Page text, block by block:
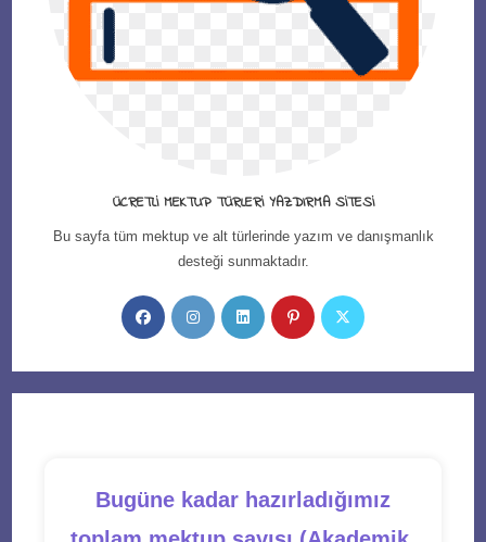
ÜCRETLI MEKTUP TÜRLERI YAZDIRMA SITESI
Bu sayfa tüm mektup ve alt türlerinde yazım ve danışmanlık
desteği sunmaktadır.
Opens
in
Opens
in
Opens
in
Opens
in
Opens
Bugüne kadar hazırladığımız